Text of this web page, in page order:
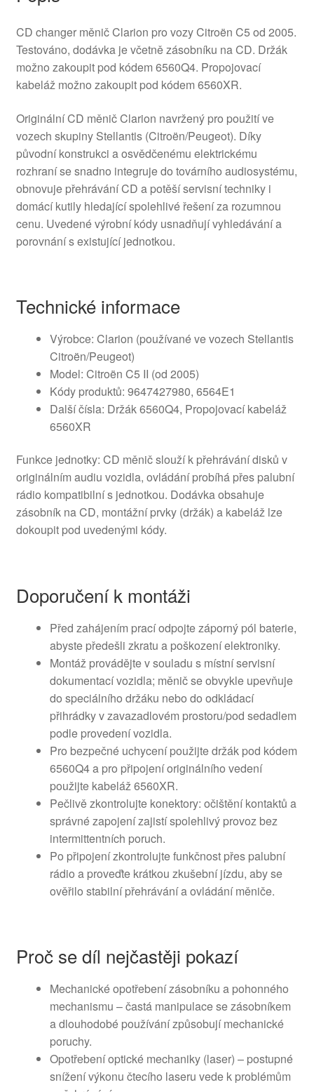
CD changer měnič Clarion pro vozy Citroën C5 od 2005.
Testováno, dodávka je včetně zásobníku na CD. Držák
možno zakoupit pod kódem 6560Q4. Propojovací
kabeláž možno zakoupit pod kódem 6560XR.
Originální CD měnič Clarion navržený pro použití ve
vozech skupiny Stellantis (Citroën/Peugeot). Díky
původní konstrukci a osvědčenému elektrickému
rozhraní se snadno integruje do továrního audiosystému,
obnovuje přehrávání CD a potěší servisní techniky i
domácí kutily hledající spolehlivé řešení za rozumnou
cenu. Uvedené výrobní kódy usnadňují vyhledávání a
porovnání s existující jednotkou.
Technické informace
Výrobce: Clarion (používané ve vozech Stellantis
Citroën/Peugeot)
Model: Citroën C5 II (od 2005)
Kódy produktů: 9647427980, 6564E1
Další čísla: Držák 6560Q4, Propojovací kabeláž
6560XR
Funkce jednotky: CD měnič slouží k přehrávání disků v
originálním audiu vozidla, ovládání probíhá přes palubní
rádio kompatibilní s jednotkou. Dodávka obsahuje
zásobník na CD, montážní prvky (držák) a kabeláž lze
dokoupit pod uvedenými kódy.
Doporučení k montáži
Před zahájením prací odpojte záporný pól baterie,
abyste předešli zkratu a poškození elektroniky.
Montáž provádějte v souladu s místní servisní
dokumentací vozidla; měnič se obvykle upevňuje
do speciálního držáku nebo do odkládací
přihrádky v zavazadlovém prostoru/pod sedadlem
podle provedení vozidla.
Pro bezpečné uchycení použijte držák pod kódem
6560Q4 a pro připojení originálního vedení
použijte kabeláž 6560XR.
Pečlivě zkontrolujte konektory: očištění kontaktů a
správné zapojení zajistí spolehlivý provoz bez
intermittentních poruch.
Po připojení zkontrolujte funkčnost přes palubní
rádio a proveďte krátkou zkušební jízdu, aby se
ověřilo stabilní přehrávání a ovládání měniče.
Proč se díl nejčastěji pokazí
Mechanické opotřebení zásobníku a pohonného
mechanismu – častá manipulace se zásobníkem
a dlouhodobé používání způsobují mechanické
poruchy.
Opotřebení optické mechaniky (laser) – postupné
snížení výkonu čtecího laseru vede k problémům